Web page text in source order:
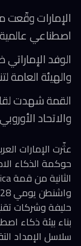
اصطناعي
والهيئة العامة
القمة شهدت
والاتحاد
عثّرت الإمارات
حوكمة الذكاء
حليفة وشركات
بناء بيئة ذكاء
سلاسل الإمداد